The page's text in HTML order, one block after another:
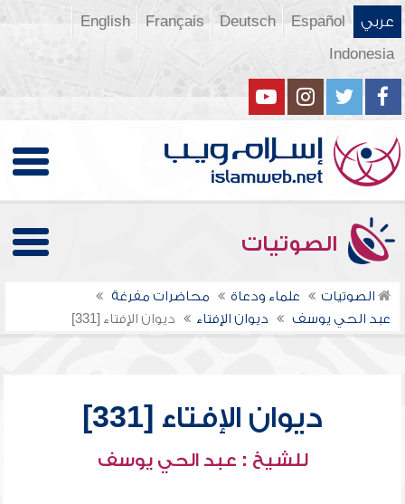
عربي Español
Deutsch
Français
English
Indonesia
الصوتيات
الصوتيات علماء ودعاة
محاضرات مفرغة
عبد الحي يوسف
ديوان الإفتاء ديوان الإفتاء [331]
ديوان الإفتاء [331]
للشيخ : عبد الحي يوسف